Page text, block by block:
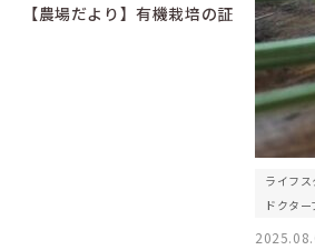
【農場だより】有機栽培の証
ライフ
ドクター